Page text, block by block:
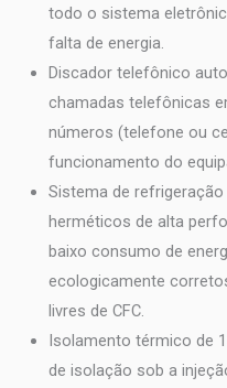
todo o sistema
falta de energia.
Discador telefônico
chamadas telefônicas
números (telefone ou
funcionamento do
Sistema de
herméticos de alta
baixo consumo de
ecologicamente
livres de CFC.
Isolamento térmico de
de isolação sob a